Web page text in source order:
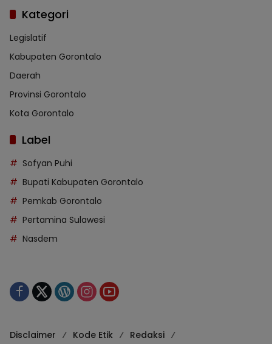
Kategori
Legislatif
Kabupaten Gorontalo
Daerah
Provinsi Gorontalo
Kota Gorontalo
Label
Sofyan Puhi
Bupati Kabupaten Gorontalo
Pemkab Gorontalo
Pertamina Sulawesi
Nasdem
Disclaimer Kode Etik Redaksi